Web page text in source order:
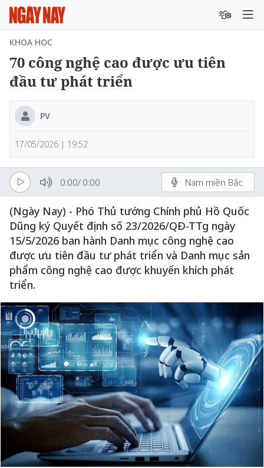
KHOA HỌC
70 công nghệ cao được ưu tiên
đầu tư phát triển
PV
17/05/2026 | 19:52
0:00/ 0:00 Nam miền Bắc
(Ngày Nay) - Phó Thủ tướng Chính phủ Hồ Quốc
Dũng ký Quyết định số 23/2026/QĐ-TTg ngày
15/5/2026 ban hành Danh mục công nghệ cao
được ưu tiên đầu tư phát triển và Danh mục sản
phẩm công nghệ cao được khuyến khích phát
triển.